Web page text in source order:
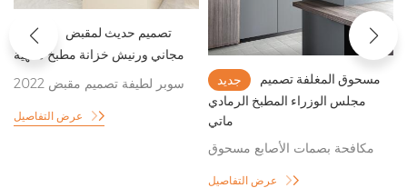
جديد
تصميم حديث لمقبض
مجاني ورنيش خزانة مطبخ منتهية
2022 سوبر لطيفة تصميم مقبض
عرض التفاصيل
جديد
مسحوق المغلفة تصميم
مجلس الوزراء المطبخ الرمادي
ماتي
مكافحة بصمات الأصابع مسحوق
عرض التفاصيل